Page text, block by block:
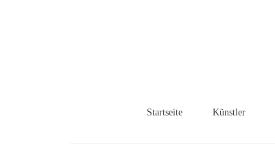
Startseite Künstler